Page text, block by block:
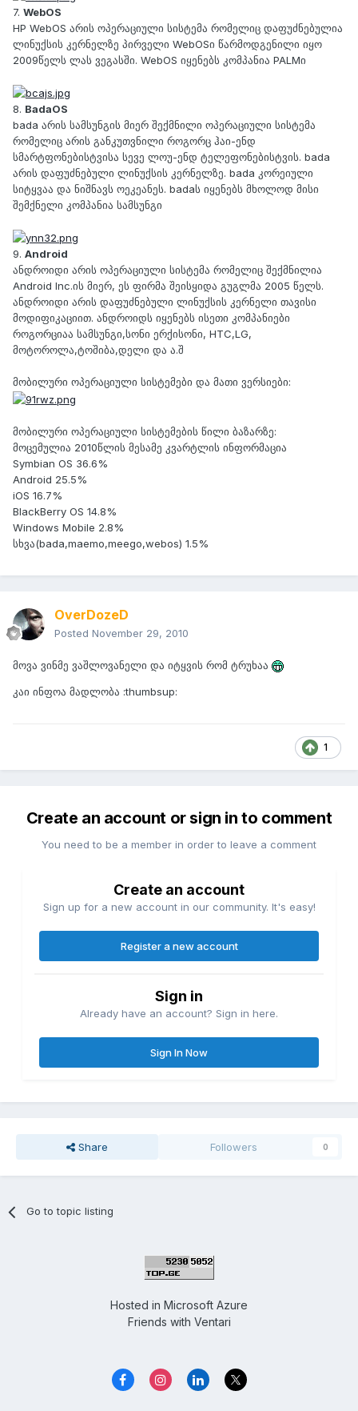
7. WebOS
HP WebOS არის ოპერაციული სისტემა რომელიც დაფუძნებულია
ლინუქსის კერნელზე პირველი WebOSი წარმოდგენილი იყო
2009წელს ლას ვეგასში. WebOS იყენებს კომპანია PALMი
8. BadaOS
bada არის სამსუნგის მიერ შექმნილი ოპერაციული სისტემა
რომელიც არის განკუთვნილი როგორც ჰაი-ენდ
სმარტფონებისტვისა სევე ლოუ-ენდ ტელეფონებისტვის. bada
არის დაფუძნებული ლინუქსის კერნელზე. bada კორეიული
სიტყვაა და ნიშნავს ოეკეანეს. badaს იყენებს მხოლოდ მისი
შემქნელი კომპანია სამსუნგი
9. Android
ანდროიდი არის ოპერაციული სისტემა რომელიც შექმნილია
Android Inc.ის მიერ, ეს ფირმა შეისყიდა გუგლმა 2005 წელს.
ანდროიდი არის დაფუძნებული ლინუქსის კერნელი თავისი
მოდიფიკაციით. ანდროიდს იყენებს ისეთი კომპანიები
როგორციაა სამსუნგი,სონი ერქისონი, HTC,LG,
მოტოროლა,ტოშიბა,დელი და ა.შ
მობილური ოპერაციული სისტემები და მათი ვერსიები:
მობილური ოპერაციული სისტემების წილი ბაზარზე:
მოცემულია 2010წლის მესამე კვარტლის ინფორმაცია
Symbian OS 36.6%
Android 25.5%
iOS 16.7%
BlackBerry OS 14.8%
Windows Mobile 2.8%
სხვა(bada,maemo,meego,webos) 1.5%
OverDozeD
Posted November 29, 2010
მოვა ვინმე ვაშლოვანელი და იტყვის რომ ტრუხაა
კაი ინფოა მადლობა :thumbsup:
1
Create an account or sign in to comment
You need to be a member in order to leave a comment
Create an account
Sign up for a new account in our community. It's easy!
Register a new account
Sign in
Already have an account? Sign in here.
Sign In Now
Share Followers 0
Go to topic listing
Hosted in Microsoft Azure
Friends with Ventari